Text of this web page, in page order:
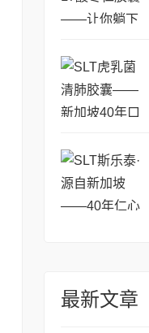
最新文章